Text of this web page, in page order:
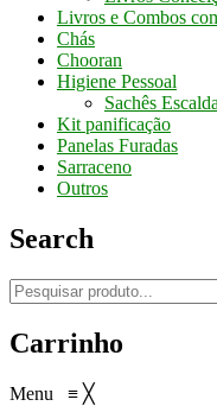
Livros e Combos
Chás
Chooran
Higiene Pessoal
Sachês
Kit panificação
Panelas Furadas
Sarraceno
Outros
Search
Carrinho
Menu ≡ ╳